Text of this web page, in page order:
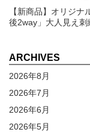
【新商品】オリジ
後2way」大人見え刺
ARCHIVES
2026年8月
2026年7月
2026年6月
2026年5月